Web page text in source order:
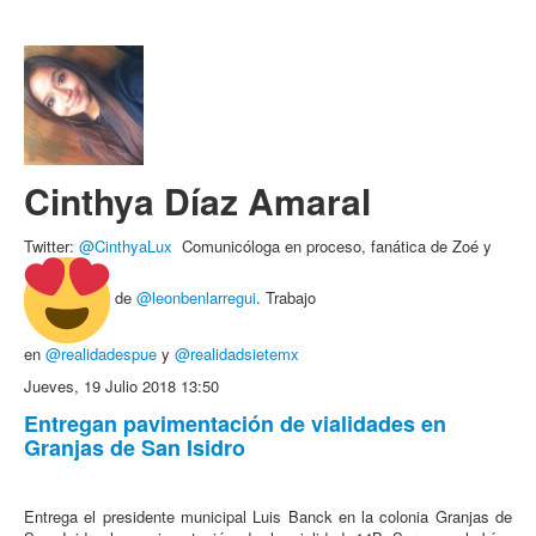
Cinthya Díaz Amaral
Twitter: @CinthyaLux Comunicóloga en proceso, fanática de Zoé y
de @leonbenlarregui. Trabajo
en @realidadespue y @realidadsietemx
Jueves, 19 Julio 2018 13:50
Entregan pavimentación de vialidades en
Granjas de San Isidro
Entrega el presidente municipal Luis Banck en la colonia Granjas de